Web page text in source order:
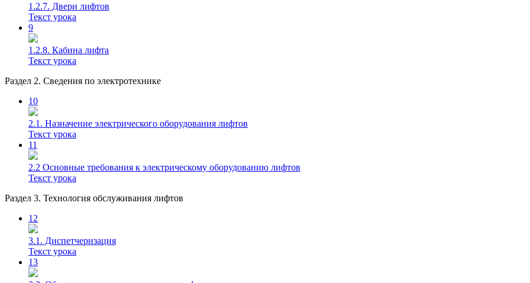
1.2.7. Двери лифтов
Текст урока
9
1.2.8. Кабина лифта
Текст урока
Раздел 2. Сведения по электротехнике
10
2.1. Назначение электрического оборудования лифтов
Текст урока
11
2.2 Основные требования к электрическому оборудованию лифтов
Текст урока
Раздел 3. Технология обслуживания лифтов
12
3.1. Диспетчеризация
Текст урока
13